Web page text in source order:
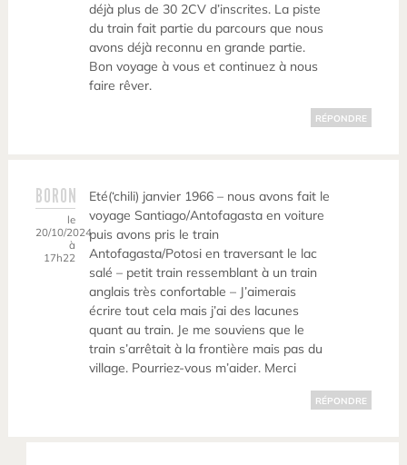
déjà plus de 30 2CV d’inscrites. La piste
du train fait partie du parcours que nous
avons déjà reconnu en grande partie.
Bon voyage à vous et continuez à nous
faire rêver.
RÉPONDRE
BORON
le
20/10/2024
à
17h22
Eté(‘chili) janvier 1966 – nous avons fait le
voyage Santiago/Antofagasta en voiture
puis avons pris le train
Antofagasta/Potosi en traversant le lac
salé – petit train ressemblant à un train
anglais très confortable – J’aimerais
écrire tout cela mais j’ai des lacunes
quant au train. Je me souviens que le
train s’arrêtait à la frontière mais pas du
village. Pourriez-vous m’aider. Merci
RÉPONDRE